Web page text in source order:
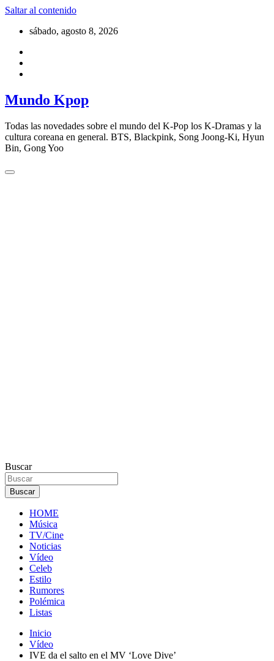
Saltar al contenido
sábado, agosto 8, 2026
Mundo Kpop
Todas las novedades sobre el mundo del K-Pop los K-Dramas y la
cultura coreana en general. BTS, Blackpink, Song Joong-Ki, Hyun
Bin, Gong Yoo
Buscar
Buscar
HOME
Música
TV/Cine
Noticias
Vídeo
Celeb
Estilo
Rumores
Polémica
Listas
Inicio
Vídeo
IVE da el salto en el MV ‘Love Dive’